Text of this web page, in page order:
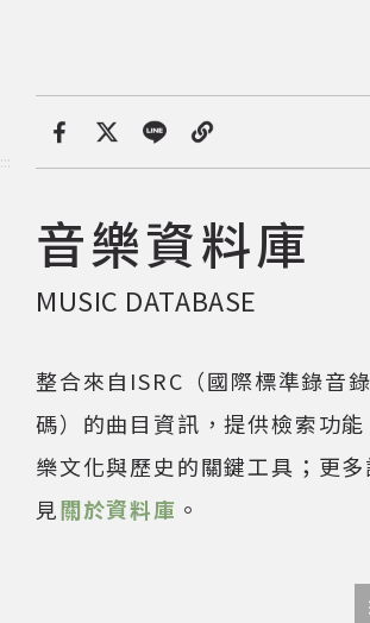
區
首頁 音樂資料庫
:::
音樂資料庫
MUSIC DATABASE
整合來自ISRC（國際標準錄音
碼）的曲目資訊，提供檢索功
樂文化與歷史的關鍵工具；更
見關於資料庫 。
首頁
音樂資料庫
數位典藏
專文專區